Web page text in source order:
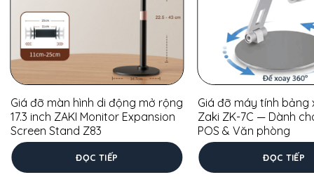
Giá đỡ màn hình di động mở rộng
17.3 inch ZAKI Monitor Expansion
Screen Stand Z83
ĐỌC TIẾP
Giá đỡ máy tính bảng
Zaki ZK-7C — Dành
POS & Văn phòng
ĐỌC TIẾP